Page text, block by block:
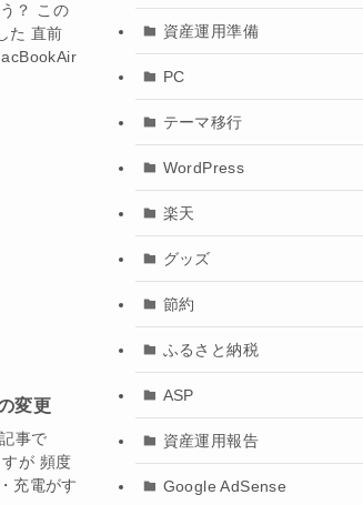
？ この
た 直前
変更
事で
が 頻度
充電がす
資産運用準備
PC
テーマ移行
WordPress
楽天
グッズ
節約
ふるさと納税
ASP
資産運用報告
Google AdSense